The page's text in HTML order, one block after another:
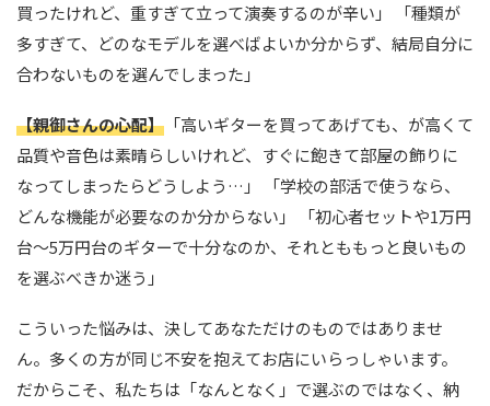
買ったけれど、重すぎて立って演奏するのが辛い」 「種類が
多すぎて、どのなモデルを選べばよいか分からず、結局自分に
合わないものを選んでしまった」
【親御さんの心配】 「高いギターを買ってあげても、が高くて
品質や音色は素晴らしいけれど、すぐに飽きて部屋の飾りに
なってしまったらどうしよう…」 「学校の部活で使うなら、
どんな機能が必要なのか分からない」 「初心者セットや1万円
台～5万円台のギターで十分なのか、それとももっと良いもの
を選ぶべきか迷う」
こういった悩みは、決してあなただけのものではありませ
ん。多くの方が同じ不安を抱えてお店にいらっしゃいます。
だからこそ、私たちは「なんとなく」で選ぶのではなく、納